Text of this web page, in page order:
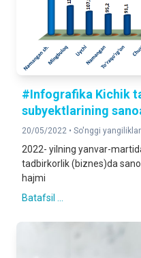
#Infografika Kichik
subyektlarining
20/05/2022 • So'nggi yangiliklar
2022- yilning yanvar-
tadbirkorlik (biznes)da
hajmi
Batafsil ...